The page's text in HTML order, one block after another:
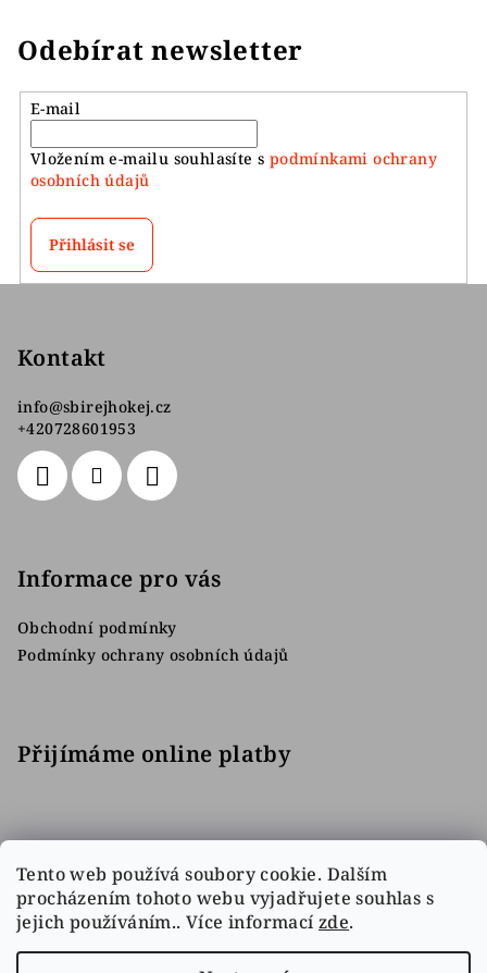
Tento web používá soubory cookie. Dalším
procházením tohoto webu vyjadřujete souhlas s
jejich používáním.. Více informací zde.
Odebírat newsletter
E-mail
Vložením e-mailu souhlasíte s podmínkami ochrany
osobních údajů
Přihlásit se
Kontakt
info@sbirejhokej.cz
+420728601953
Informace pro vás
Obchodní podmínky
Podmínky ochrany osobních údajů
Přijímáme online platby
Facebook